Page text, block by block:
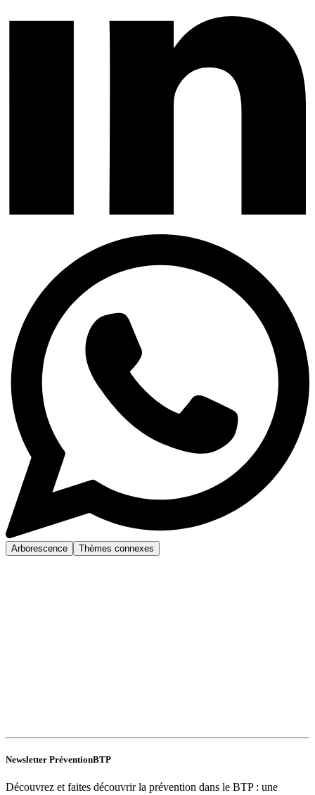
Arborescence Thèmes connexes
Newsletter PréventionBTP
Découvrez et faites découvrir la prévention dans le BTP : une